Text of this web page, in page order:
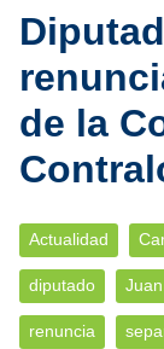
de la
Actualidad
diputado
renuncia